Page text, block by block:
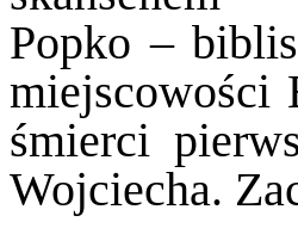
Popko –
miejscowości
śmierci
Wojciecha.